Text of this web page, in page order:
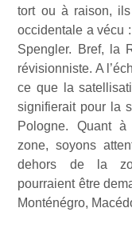
tort ou à raison,
occidentale a vécu
Spengler. Bref, la
révisionniste. A
ce que la
signifierait pour la
Pologne. Quant à
zone, soyons
dehors de la
pourraient être
Monténégro,